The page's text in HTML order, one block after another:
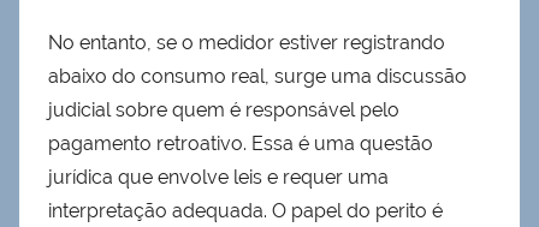
No entanto, se o medidor estiver registrando
abaixo do consumo real, surge uma discussão
judicial sobre quem é responsável pelo
pagamento retroativo. Essa é uma questão
jurídica que envolve leis e requer uma
interpretação adequada. O papel do perito é